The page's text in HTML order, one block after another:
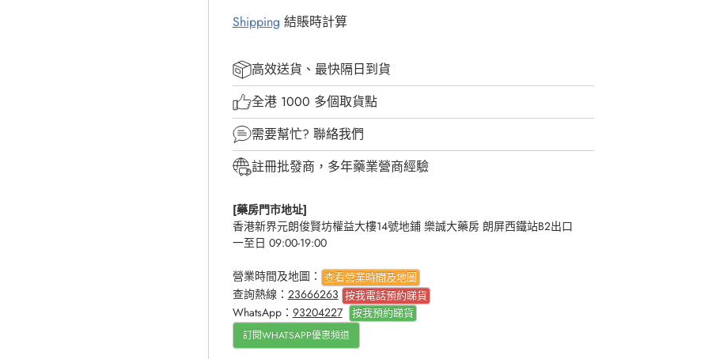
Shipping 結賬時計算
高效送貨、最快隔日到貨
全港 1000 多個取貨點
需要幫忙? 聯絡我們
註冊批發商，多年藥業營商經驗
[藥房門市地址]
香港新界元朗俊賢坊權益大樓14號地鋪 樂誠大藥房 朗屏西鐵站B2出口
一至日 09:00-19:00
營業時間及地圖： 查看營業時間及地圖
查詢熱線： 23666263 按我電話預約睇貨
WhatsApp： 93204227 按我預約睇貨
訂閱WHATSAPP優惠頻道